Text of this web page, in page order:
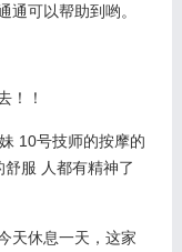
通可以帮助到哟。
！！
10号技师的按摩的
服 人都有精神了
天休息一天，这家